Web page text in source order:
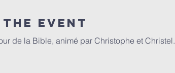
event
de la Bible, animé par Christophe et Christel.